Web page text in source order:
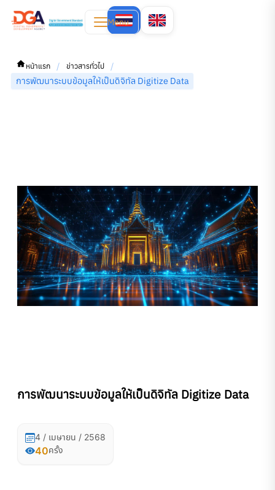
Menu
หน้าแรก / ข่าวสารทั่วไป
/
การพัฒนาระบบข้อมูลให้เป็นดิจิทัล Digitize Data
การพัฒนาระบบข้อมูลให้เป็นดิจิทัล Digitize Data
4 / เมษายน / 2568
40ครั้ง